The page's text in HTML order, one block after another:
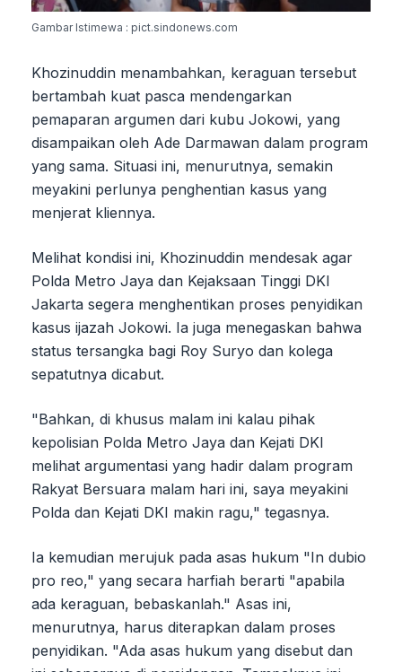
Gambar Istimewa : pict.sindonews.com
Khozinuddin menambahkan, keraguan tersebut
bertambah kuat pasca mendengarkan
pemaparan argumen dari kubu Jokowi, yang
disampaikan oleh Ade Darmawan dalam program
yang sama. Situasi ini, menurutnya, semakin
meyakini perlunya penghentian kasus yang
menjerat kliennya.
Melihat kondisi ini, Khozinuddin mendesak agar
Polda Metro Jaya dan Kejaksaan Tinggi DKI
Jakarta segera menghentikan proses penyidikan
kasus ijazah Jokowi. Ia juga menegaskan bahwa
status tersangka bagi Roy Suryo dan kolega
sepatutnya dicabut.
"Bahkan, di khusus malam ini kalau pihak
kepolisian Polda Metro Jaya dan Kejati DKI
melihat argumentasi yang hadir dalam program
Rakyat Bersuara malam hari ini, saya meyakini
Polda dan Kejati DKI makin ragu," tegasnya.
Ia kemudian merujuk pada asas hukum "In dubio
pro reo," yang secara harfiah berarti "apabila
ada keraguan, bebaskanlah." Asas ini,
menurutnya, harus diterapkan dalam proses
penyidikan. "Ada asas hukum yang disebut dan